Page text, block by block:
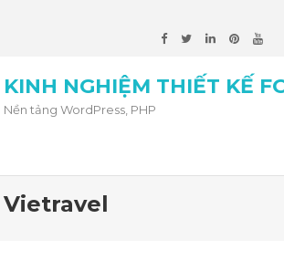
KINH NGHIỆM THIẾT KẾ
Nền tảng WordPress, PHP
Vietravel